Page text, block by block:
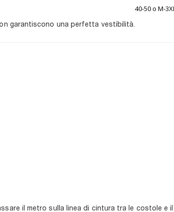
40-50 o M-3XL
garantiscono una perfetta vestibilità.
il metro sulla linea di cintura tra le costole e